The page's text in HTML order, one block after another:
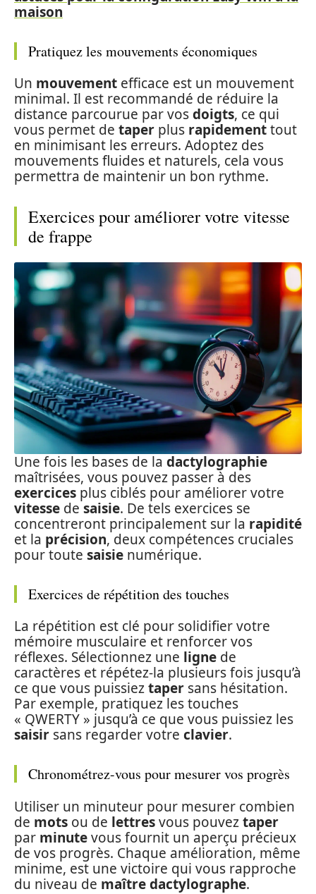
maison
Pratiquez les mouvements économiques
Un mouvement efficace est un mouvement
minimal. Il est recommandé de réduire la
distance parcourue par vosdoigts, ce qui
vous permet de taper plus rapidementtout
en minimisant les erreurs. Adoptez des
mouvements fluides et naturels, cela vous
permettra de maintenir un bon rythme.
Exercices pour améliorer votre vitesse
de frappe
Une fois les bases de la dactylographie
maîtrisées, vous pouvez passer à des
exercices plus ciblés pour améliorer votre
vitesse de saisie. De tels exercices se
concentreront principalement sur la rapidité
et la précision, deux compétences cruciales
pour toute saisie numérique.
Exercices de répétition des touches
La répétition est clé pour solidifier votre
mémoire musculaire et renforcer vos
réflexes. Sélectionnez une ligne de
caractères et répétez-la plusieurs fois jusqu’à
ce que vous puissieztaper sans hésitation.
Par exemple, pratiquez les touches
« QWERTY » jusqu’à ce que vous puissiez les
saisir sans regarder votre clavier.
Chronométrez-vous pour mesurer vos progrès
Utiliser un minuteur pour mesurer combien
de mots ou de lettresvous pouveztaper
par minutevous fournit un aperçu précieux
de vos progrès. Chaque amélioration, même
minime, est une victoire qui vous rapproche
du niveau de maître dactylographe.